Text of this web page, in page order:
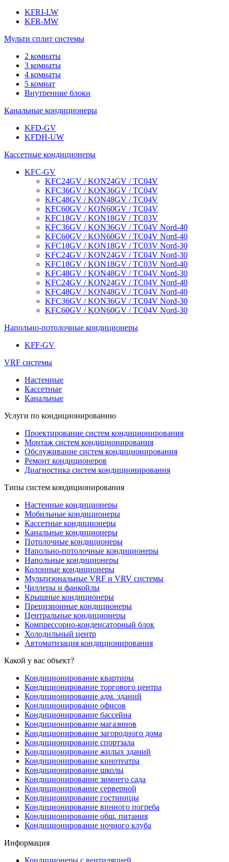
KFRI-LW
KFR-MW
Мульти сплит системы
2 комнаты
3 комнаты
4 комнаты
5 комнат
Внутренние блоки
Канальные кондиционеры
KFD-GV
KFDH-UW
Кассетные кондиционеры
KFC-GV
KFC24GV / KON24GV / TC04V
KFC36GV / KON36GV / TC04V
KFC48GV / KON48GV / TC04V
KFC60GV / KON60GV / TC04V
KFC18GV / KON18GV / TC03V
KFC36GV / KON36GV / TC04V Nord-40
KFC60GV / KON60GV / TC04V Nord-40
KFC18GV / KON18GV / TC03V Nord-30
KFC24GV / KON24GV / TC04V Nord-30
KFC18GV / KON18GV / TC03V Nord-40
KFC48GV / KON48GV / TC04V Nord-30
KFC24GV / KON24GV / TC04V Nord-40
KFC48GV / KON48GV / TC04V Nord-40
KFC36GV / KON36GV / TC04V Nord-30
KFC60GV / KON60GV / TC04V Nord-30
Напольно-потолочные кондиционеры
KFF-GV
VRF системы
Настенные
Кассетные
Канальные
Услуги по кондиционированию
Проектирование систем кондиционирования
Монтаж систем кондиционирования
Обслуживание систем кондиционирования
Ремонт кондиционеров
Диагностика систем кондиционирования
Типы систем кондиционирования
Настенные кондиционеры
Мобильные кондиционеры
Кассетные кондиционеры
Канальные кондиционеры
Потолочные кондиционеры
Напольно-потолочные кондиционеры
Напольные кондиционеры
Колонные кондиционеры
Мультизональные VRF и VRV системы
Чиллеры и фанкойлы
Крышные кондиционеры
Прецизионные кондиционеры
Центральные кондиционеры
Компрессорно-конденсаторный блок
Холодильный центр
Автоматизация кондиционирования
Какой у вас объект?
Кондиционирование квартиры
Кондиционирование торгового центра
Кондиционирование адм. зданий
Кондиционирование офисов
Кондиционирование бассейна
Кондиционирование магазинов
Кондиционирование загородного дома
Кондиционирование спортзала
Кондиционирование жилых зданий
Кондиционирование кинотеатра
Кондиционирование школы
Кондиционирование зимнего сада
Кондиционирование серверной
Кондиционирование гостиницы
Кондиционирование винного погреба
Кондиционирование общ. питания
Кондиционирование ночного клуба
Информация